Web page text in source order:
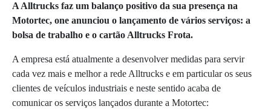
A Alltrucks faz um balanço positivo da sua presença na
Motortec, one anunciou o lançamento de vários serviços: a
bolsa de trabalho e o cartão Alltrucks Frota.
A empresa está atualmente a desenvolver medidas para servir
cada vez mais e melhor a rede Alltrucks e em particular os seus
clientes de veículos industriais e neste sentido acaba de
comunicar os serviços lançados durante a Motortec: